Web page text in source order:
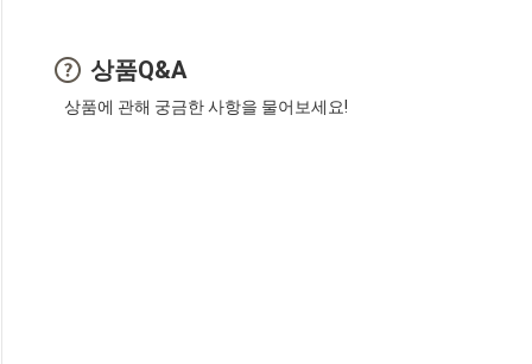
상품Q&A
상품에 관해 궁금한 사항을 물어보세요!